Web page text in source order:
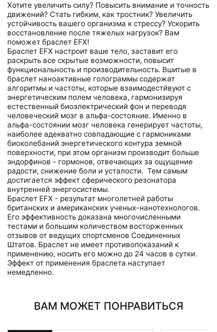
Хотите увеличить силу? Повысить внимание и точность
движений? Стать гибким, как тростник? Увеличить
устойчивость вашего организма к стрессу? Ускорить
восстановление после тяжелых нагрузок? Вам
поможет браслет EFX!
Браслет EFX настроит ваше тело, заставит его
раскрыть все скрытые возможности, повысит
функциональность и производительность. Вшитые в
браслет наноактивные голограммы содержат
алгоритмы и частоты, которые взаимодестйвуют с
энергетическим полем человека, гармонизируя
естественный биоэлектрический фон и переводя
человеческий мозг в альфа-состояние. Именно в
альфа-состоянии мозг человека генерирует частоты,
наиболее адекватно совпадающие с гармониками
биоколебаний энергетического контура земной
поверхности, при этом организм производит больше
эндорфинов - гормонов, отвечающих за ощущение
радости, снижение боли и усталости. Тем самым
достигается эффект сферического резонатора
внутренней энергосистемы.
Браслет EFX - результат многолетней работы
британских и американских ученых-нанотехнологов.
Его эффективность доказана многочисленными
тестами и большим количеством восторженных
отзывов от ведущих спортсменов Соединенных
Штатов. Браслет не имеет противопоказаний к
применению, носить его можно до 24 часов в сутки.
Эффект от применения браслета наступает
немедленно.
ВАМ МОЖЕТ ПОНРАВИТЬСЯ